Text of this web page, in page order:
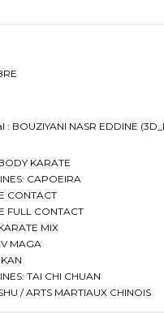
: BOUZIYANI NASR EDDINE
KARATE
CAPOEIRA
CONTACT
FULL CONTACT
MIX
MAGA
TAI CHI CHUAN
/ ARTS MARTIAUX CHINOIS